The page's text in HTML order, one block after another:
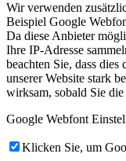
Wir verwenden
Beispiel Google
Da diese Anbieter
Ihre IP-Adresse
beachten Sie, dass
unserer Website stark
wirksam, sobald Sie die
Google Webfont
Klicken Sie, um